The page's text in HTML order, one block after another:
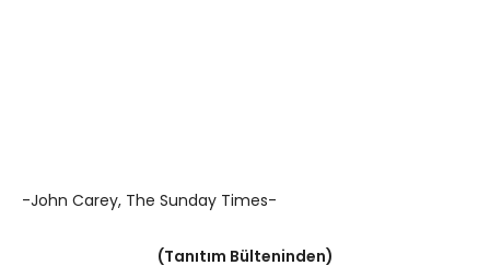
-John Carey, The Sunday Times-
(Tanıtım Bülteninden)